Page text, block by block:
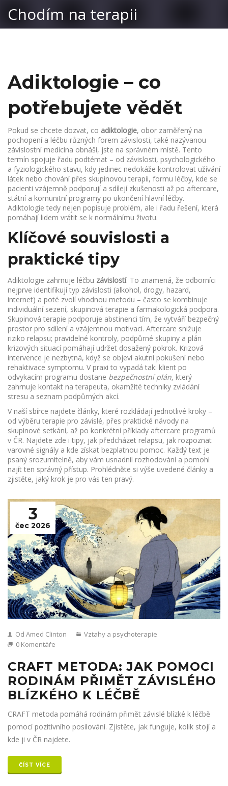
Chodím na terapii
Adiktologie – co
potřebujete vědět
Pokud se chcete dozvat, co adiktologie, obor zaměřený na
pochopení a léčbu různých forem závislosti, také nazývanou
závislostní medicína obnáší, jste na správném místě. Tento
termín spojuje řadu podtémat – od závislosti, psychologického
a fyziologického stavu, kdy jedinec nedokáže kontrolovat užívání
látek nebo chování přes skupinovou terapii, formu léčby, kde se
pacienti vzájemně podporují a sdílejí zkušenosti až po aftercare,
státní a komunitní programy po ukončení hlavní léčby.
Adiktologie tedy nejen popisuje problém, ale i řadu řešení, která
pomáhají lidem vrátit se k normálnímu životu.
Klíčové souvislosti a
praktické tipy
Adiktologie zahrnuje léčbu závislostí. To znamená, že odborníci
nejprve identifikují typ závislosti (alkohol, drogy, hazard,
internet) a poté zvolí vhodnou metodu – často se kombinuje
individuální sezení, skupinová terapie a farmakologická podpora.
Skupinová terapie podporuje abstinenci tím, že vytváří bezpečný
prostor pro sdílení a vzájemnou motivaci. Aftercare snižuje
riziko relapsu; pravidelné kontroly, podpůrné skupiny a plán
krizových situací pomáhají udržet dosažený pokrok. Krizová
intervence je nezbytná, když se objeví akutní pokušení nebo
rehaktivace symptomu. V praxi to vypadá tak: klient po
odvykacím programu dostane bezpečnostní plán, který
zahrnuje kontakt na terapeuta, okamžité techniky zvládání
stresu a seznam podpůrných akcí.
V naší sbírce najdete články, které rozkládají jednotlivé kroky –
od výběru terapie pro závislé, přes praktické návody na
skupinové setkání, až po konkrétní příklady aftercare programů
v ČR. Najdete zde i tipy, jak předcházet relapsu, jak rozpoznat
varovné signály a kde získat bezplatnou pomoc. Každý text je
psaný srozumitelně, aby vám usnadnil rozhodování a pomohl
najít ten správný přístup. Prohlédněte si výše uvedené články a
zjistěte, jaký krok je pro vás ten pravý.
3
čec 2026
Od Amed Clinton
Vztahy a psychoterapie
0 Komentáře
CRAFT METODA: JAK POMOCI
RODINÁM PŘIMĚT ZÁVISLÉHO
BLÍZKÉHO K LÉČBĚ
CRAFT metoda pomáhá rodinám přimět závislé blízké k léčbě
pomocí pozitivního posilování. Zjistěte, jak funguje, kolik stojí a
kde ji v ČR najdete.
ČÍST VÍCE